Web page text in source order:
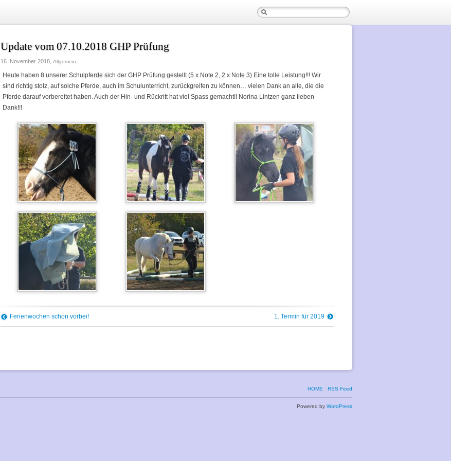
Update vom 07.10.2018 GHP Prüfung
16. November 2018, Allgemein
Heute haben 8 unserer Schulpferde sich der GHP Prüfung gestellt (5 x Note 2, 2 x Note 3) Eine tolle Leistung!!! Wir
sind richtig stolz, auf solche Pferde, auch im Schulunterricht, zurückgreifen zu können… vielen Dank an alle, die die
Pferde darauf vorbereitet haben. Auch der Hin- und Rückritt hat viel Spass gemacht!! Norina Lintzen ganz lieben
Dank!!!
Ferienwochen schon vorbei! 1. Termin für 2019
HOME ¦ RSS Feed
Powered by WordPress